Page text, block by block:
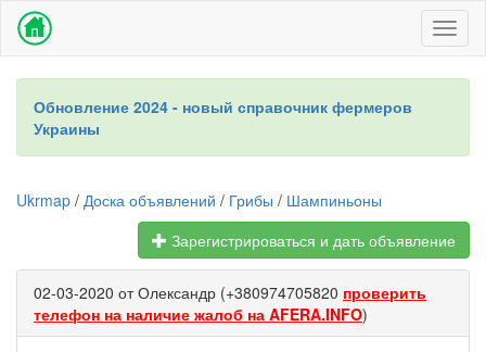
Обновление 2024 - новый справочник фермеров
Украины
Ukrmap / Доска объявлений / Грибы / Шампиньоны
Зарегистрироваться и дать объявление
02-03-2020 от Олександр (+380974705820 проверить
телефон на наличие жалоб на AFERA.INFO)